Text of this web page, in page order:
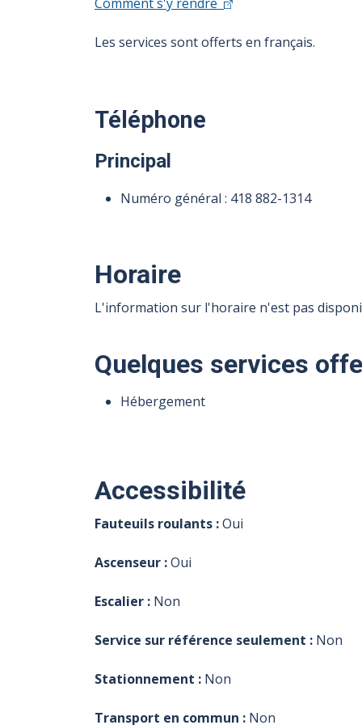
Les services sont offerts en français.
Téléphone
Principal
Numéro général : 418 882-1314
Horaire
L'information sur l'horaire n'est pas
Quelques services
Hébergement
Accessibilité
Fauteuils roulants :Oui
Ascenseur :Oui
Escalier : Non
Service sur référence seulement : Non
Stationnement : Non
Transport en commun : Non